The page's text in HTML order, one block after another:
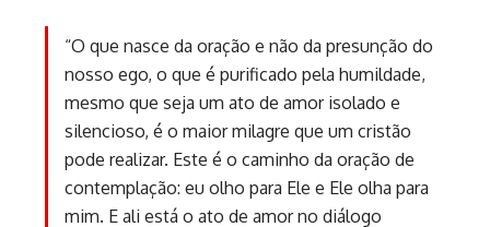
“O que nasce da oração e não da presunção do
nosso ego, o que é purificado pela humildade,
mesmo que seja um ato de amor isolado e
silencioso, é o maior milagre que um cristão
pode realizar. Este é o caminho da oração de
contemplação: eu olho para Ele e Ele olha para
mim. E ali está o ato de amor no diálogo